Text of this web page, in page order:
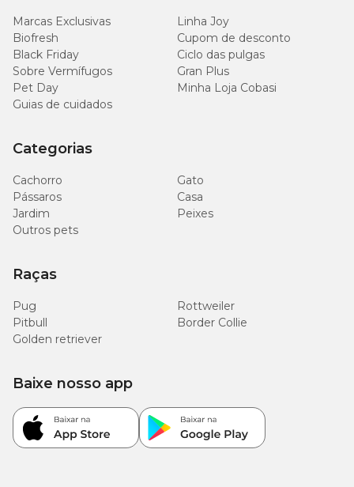
Marcas Exclusivas
Linha Joy
Biofresh
Cupom de desconto
Black Friday
Ciclo das pulgas
Sobre Vermífugos
Gran Plus
Pet Day
Minha Loja Cobasi
Guias de cuidados
Categorias
Cachorro
Gato
Pássaros
Casa
Jardim
Peixes
Outros pets
Raças
Pug
Rottweiler
Pitbull
Border Collie
Golden retriever
Baixe nosso app